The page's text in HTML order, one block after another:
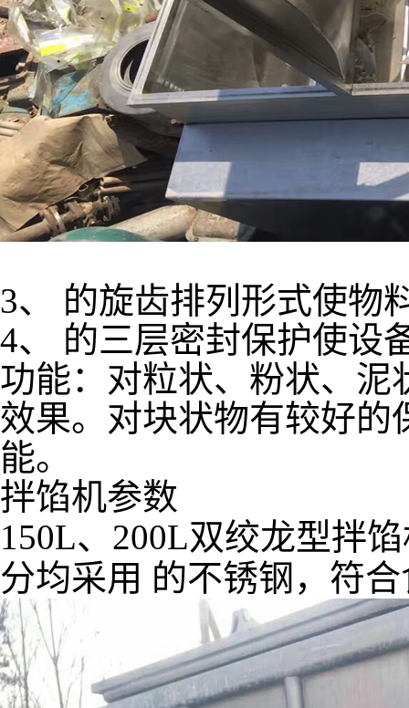
3、 的旋齿排列形式使物
4、 的三层密封保护使设
功能：对粒状、粉状、泥
效果。对块状物有较好的
能。
拌馅机参数
150L、200L双绞龙型拌
分均采用 的不锈钢，符